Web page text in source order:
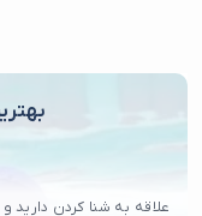
علاقه به شنا کردن